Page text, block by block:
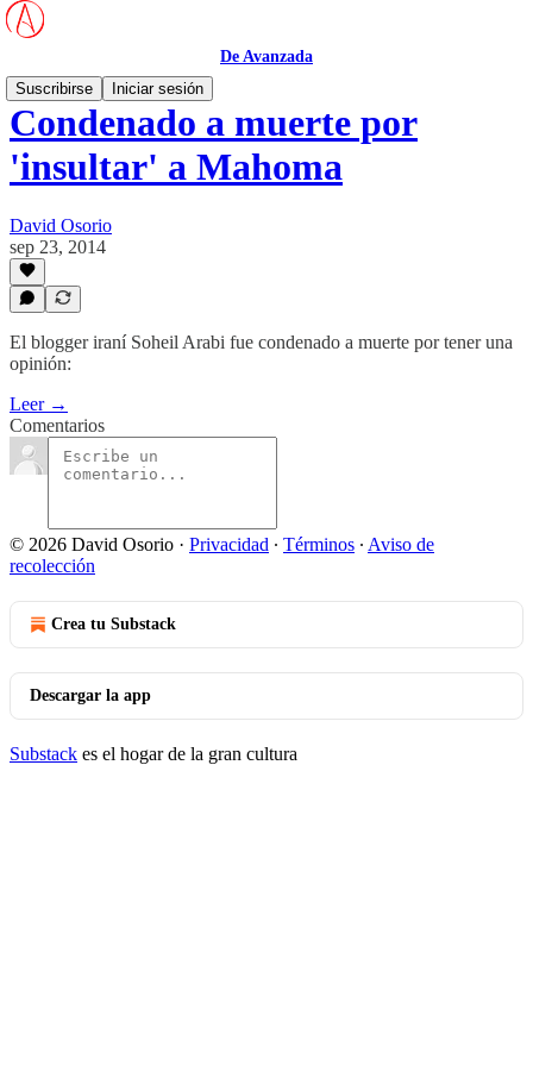
De Avanzada
Suscribirse
Iniciar sesión
Condenado a muerte por
'insultar' a Mahoma
David Osorio
sep 23, 2014
El blogger iraní Soheil Arabi fue condenado a muerte por tener una
opinión:
Leer →
Comentarios
© 2026 David Osorio · Privacidad ∙ Términos ∙ Aviso de
recolección
Crea tu Substack
Descargar la app
Substack es el hogar de la gran cultura